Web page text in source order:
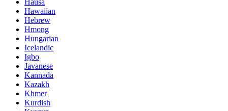
Hausa
Hawaiian
Hebrew
Hmong
Hungarian
Icelandic
Igbo
Javanese
Kannada
Kazakh
Khmer
Kurdish